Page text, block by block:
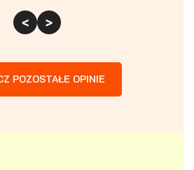
< >
POZOSTAŁE OPINIE